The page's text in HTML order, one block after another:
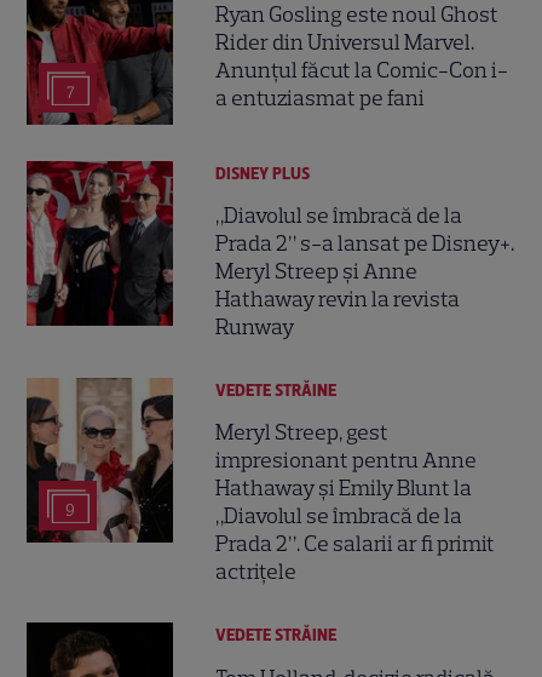
7
Ryan Gosling este noul Ghost
Rider din Universul Marvel.
Anunțul făcut la Comic-Con i-
a entuziasmat pe fani
DISNEY PLUS
„Diavolul se îmbracă de la
Prada 2” s-a lansat pe Disney+.
Meryl Streep și Anne
Hathaway revin la revista
Runway
9
VEDETE STRĂINE
Meryl Streep, gest
impresionant pentru Anne
Hathaway și Emily Blunt la
„Diavolul se îmbracă de la
Prada 2”. Ce salarii ar fi primit
actrițele
VEDETE STRĂINE